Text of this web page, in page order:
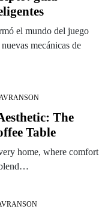
el mundo del juego
mecánicas de
The
Table
home, where comfort
blend…